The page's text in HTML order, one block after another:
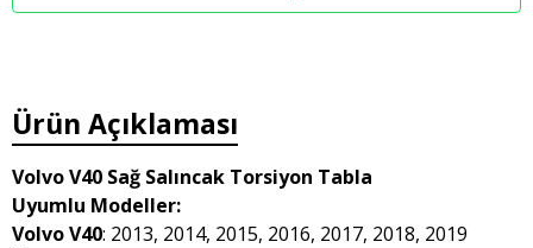
Ürün Açıklaması
Volvo V40 Sağ Salıncak Torsiyon Tabla
Uyumlu Modeller:
Volvo V40: 2013, 2014, 2015, 2016, 2017, 2018, 2019